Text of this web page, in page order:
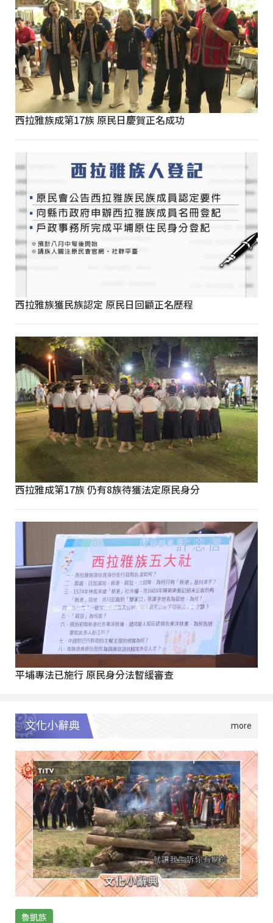
西拉雅族成第17族 原民日慶賀正名成功
西拉雅族獲民族認定 原民日回顧正名歷程
西拉雅成第17族 仍有8族待獲法定原民身分
平埔專法已施行 原民身分法暫緩審查
文化小辭典
魯凱族